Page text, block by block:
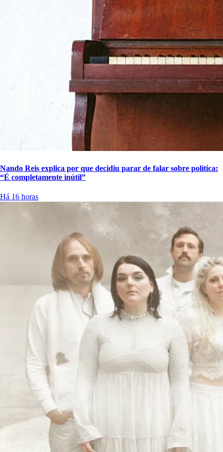
Nando Reis explica por que decidiu parar de falar sobre política:
“É completamente inútil”
Há 16 horas